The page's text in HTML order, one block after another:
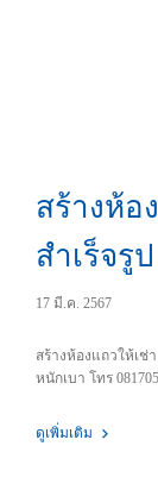
สร้างห้อ
สำเร็จรู
ย้ายได้ น้
17 มี.ค. 2567
สร้างห้องแถวให้เช่
หนักเบา โทร
ดูเพิ่มเติม